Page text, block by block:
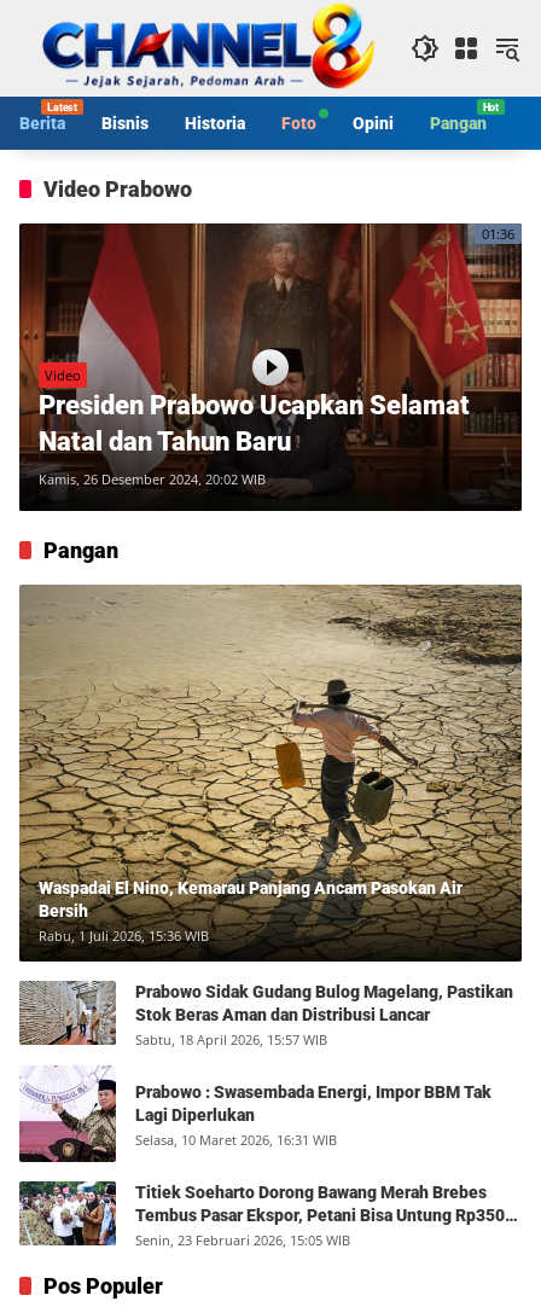
konten
Berita Bisnis Historia Foto Opini Pangan
Video Prabowo
01:36
Video
Presiden Prabowo Ucapkan Selamat
Natal dan Tahun Baru
Kamis, 26 Desember 2024, 20:02 WIB
Pangan
Waspadai El Nino, Kemarau Panjang Ancam Pasokan Air
Bersih
Rabu, 1 Juli 2026, 15:36 WIB
Prabowo Sidak Gudang Bulog Magelang, Pastikan
Stok Beras Aman dan Distribusi Lancar
Sabtu, 18 April 2026, 15:57 WIB
Prabowo : Swasembada Energi, Impor BBM Tak
Lagi Diperlukan
Selasa, 10 Maret 2026, 16:31 WIB
Titiek Soeharto Dorong Bawang Merah Brebes
Tembus Pasar Ekspor, Petani Bisa Untung Rp350
Juta per Hektare
Senin, 23 Februari 2026, 15:05 WIB
Pos Populer